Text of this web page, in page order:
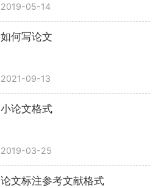
2019-05-14
如何写论文
2021-09-13
小论文格式
2019-03-25
论文标注参考文献格式